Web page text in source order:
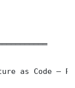
as Code —